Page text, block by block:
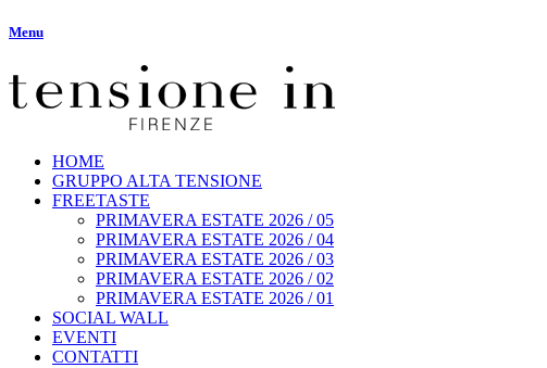
Menu
HOME
GRUPPO ALTA TENSIONE
FREETASTE
PRIMAVERA ESTATE 2026 / 05
PRIMAVERA ESTATE 2026 / 04
PRIMAVERA ESTATE 2026 / 03
PRIMAVERA ESTATE 2026 / 02
PRIMAVERA ESTATE 2026 / 01
SOCIAL WALL
EVENTI
CONTATTI